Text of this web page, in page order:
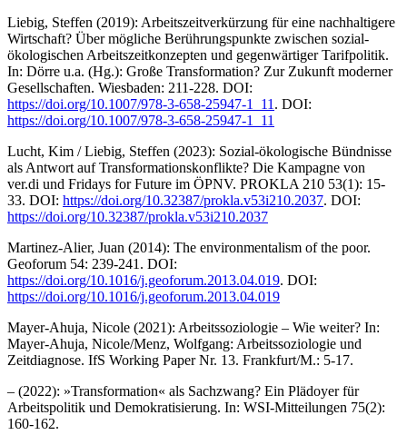
Liebig, Steffen (2019): Arbeitszeitverkürzung für eine nachhaltigere
Wirtschaft? Über mögliche Berührungspunkte zwischen sozial-
ökologischen Arbeitszeitkonzepten und gegenwärtiger Tarifpolitik.
In: Dörre u.a. (Hg.): Große Transformation? Zur Zukunft moderner
Gesellschaften. Wiesbaden: 211-228. DOI:
https://doi.org/10.1007/978-3-658-25947-1_11 . DOI:
https://doi.org/10.1007/978-3-658-25947-1_11
Lucht, Kim / Liebig, Steffen (2023): Sozial-ökologische Bündnisse
als Antwort auf Transformationskonflikte? Die Kampagne von
ver.di und Fridays for Future im ÖPNV. PROKLA 210 53(1): 15-
33. DOI: https://doi.org/10.32387/prokla.v53i210.2037. DOI:
https://doi.org/10.32387/prokla.v53i210.2037
Martinez-Alier, Juan (2014): The environmentalism of the poor.
Geoforum 54: 239-241. DOI:
https://doi.org/10.1016/j.geoforum.2013.04.019. DOI:
https://doi.org/10.1016/j.geoforum.2013.04.019
Mayer-Ahuja, Nicole (2021): Arbeitssoziologie – Wie weiter? In:
Mayer-Ahuja, Nicole/Menz, Wolfgang: Arbeitssoziologie und
Zeitdiagnose. IfS Working Paper Nr. 13. Frankfurt/M.: 5-17.
– (2022): »Transformation« als Sachzwang? Ein Plädoyer für
Arbeitspolitik und Demokratisierung. In: WSI-Mitteilungen 75(2):
160-162.